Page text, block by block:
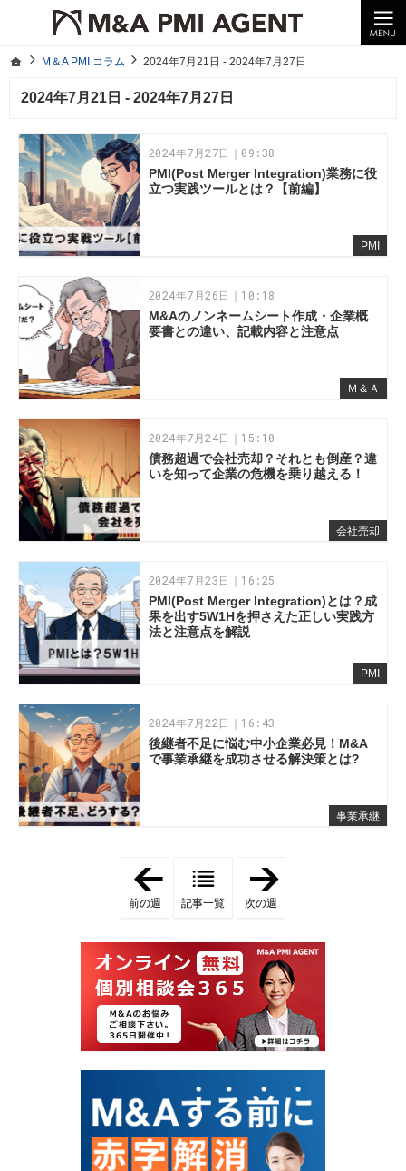
ホームM＆A PMI コラム 2024年7月21日 - 2024年7月27日
2024年7月21日 - 2024年7月27日
10年以上の経験。企業の経営統合や売却はM＆A PMI AGENTへ。
M＆A PMI コラム｜M＆A・PMI・事業承継のポイントや成功事例をわかりやすくご紹介
PMI
2024年7月27日｜09:38
PMI(Post Merger Integration)業務に役
立つ実践ツールとは？【前編】
Ｍ＆Ａ
2024年7月26日｜10:18
M&Aのノンネームシート作成・企業概
要書との違い、記載内容と注意点
会社売却
2024年7月24日｜15:10
債務超過で会社売却？それとも倒産？違
いを知って企業の危機を乗り越える！
PMI
2024年7月23日｜16:25
PMI(Post Merger Integration)とは？成
果を出す5W1Hを押さえた正しい実践方
法と注意点を解説
事業承継
2024年7月22日｜16:43
後継者不足に悩む中小企業必見！M&A
で事業承継を成功させる解決策とは?
7
月
4
日
-
0
2
4
7
月
2
0
日
」
前の週 記事一覧
7
月
2
8
日
-
2
0
2
4
8
月
3
日
」
次の週
ホームM＆A PMI コラム 2024年7月21日 - 2024年7月27日